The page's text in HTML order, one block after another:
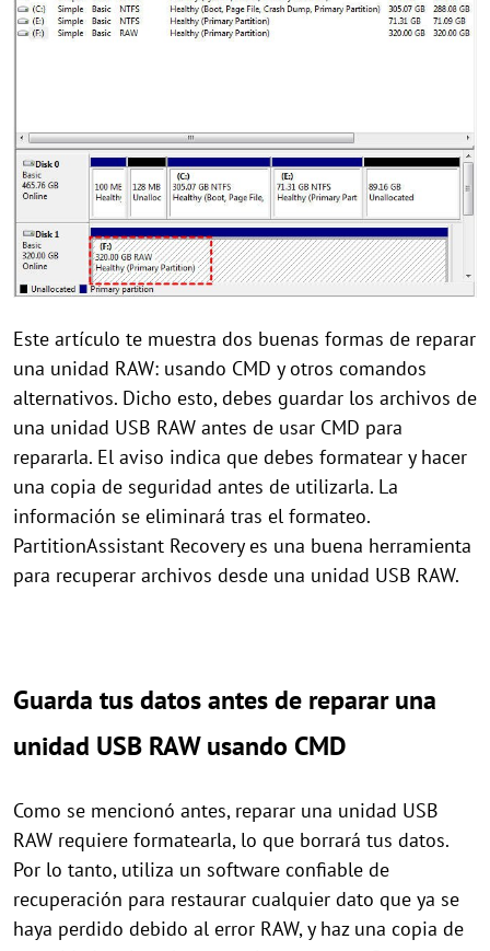
Este artículo te muestra dos buenas formas de reparar
una unidad RAW: usando CMD y otros comandos
alternativos. Dicho esto, debes guardar los archivos de
una unidad USB RAW antes de usar CMD para
repararla. El aviso indica que debes formatear y hacer
una copia de seguridad antes de utilizarla. La
información se eliminará tras el formateo.
PartitionAssistant Recovery es una buena herramienta
para recuperar archivos desde una unidad USB RAW.
Guarda tus datos antes de reparar una
unidad USB RAW usando CMD
Como se mencionó antes, reparar una unidad USB
RAW requiere formatearla, lo que borrará tus datos.
Por lo tanto, utiliza un software confiable de
recuperación para restaurar cualquier dato que ya se
haya perdido debido al error RAW, y haz una copia de